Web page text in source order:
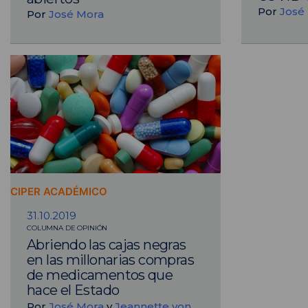
Por José Mora Por José
CIPER ACADÉMICO
31.10.2019
COLUMNA DE OPINIÓN
Abriendo las cajas negras
en las millonarias compras
de medicamentos que
hace el Estado